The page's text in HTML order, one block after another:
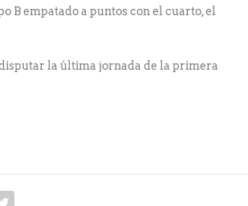
B empatado a puntos con el cuarto, el
la última jornada de la primera